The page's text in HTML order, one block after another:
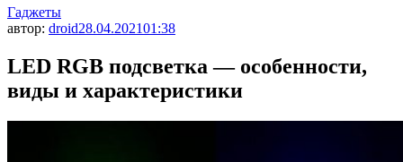
Гаджеты
автор: droid28.04.202101:38
LED RGB подсветка — особенности,
виды и характеристики